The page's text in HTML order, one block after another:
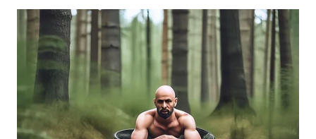
WN
MALUT
WN
DAIRI
WN
DANAU